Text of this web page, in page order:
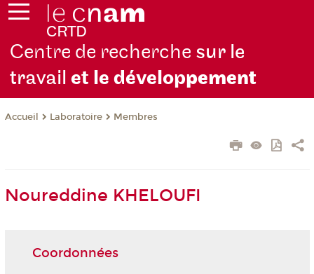
Centre de recherche sur le
travailet le développement
Accueil Laboratoire Membres
Noureddine KHELOUFI
Coordonnées